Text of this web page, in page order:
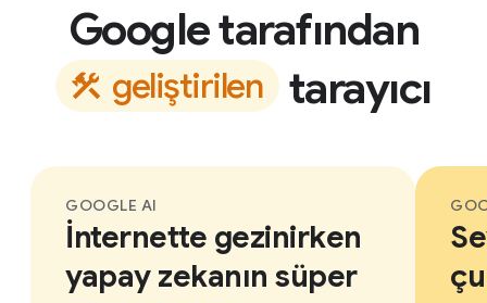
Google tarafından
geliştirilen tarayıcı
GOOGLE AI
İnternette gezinirken
yapay zekanın süper